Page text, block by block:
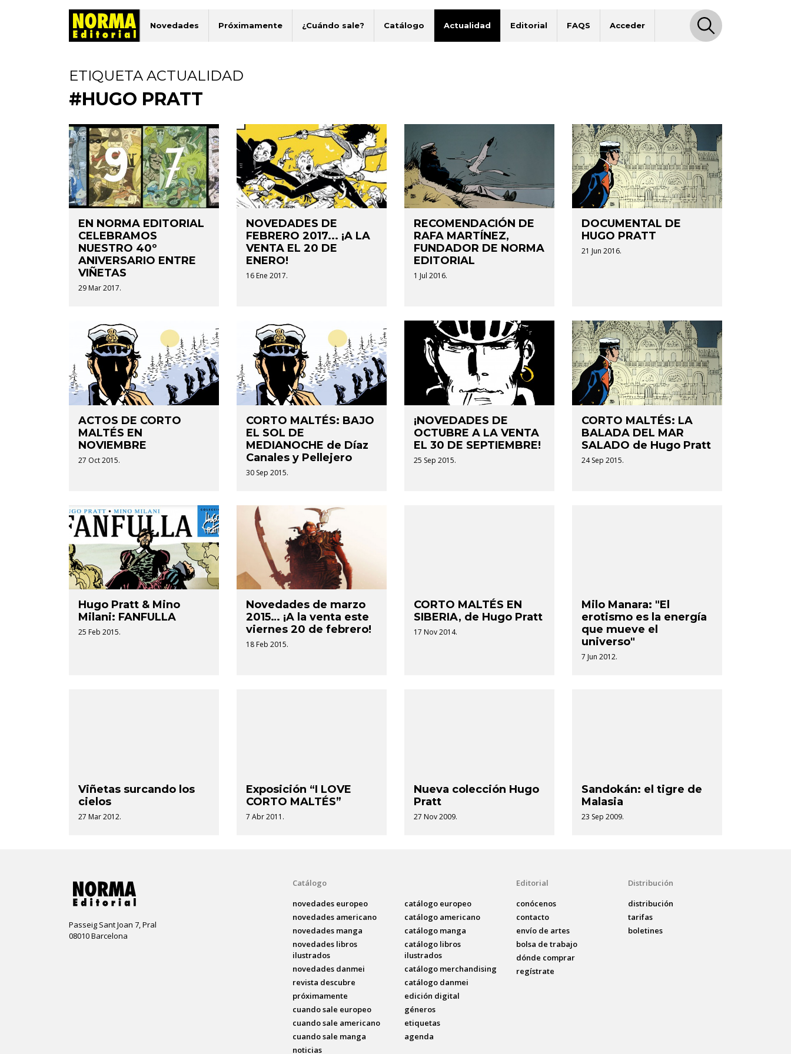
Novedades Próximamente ¿Cuándo sale? Catálogo Actualidad Editorial FAQS Acceder
ETIQUETA ACTUALIDAD
#HUGO PRATT
EN NORMA EDITORIAL
CELEBRAMOS
NUESTRO 40º
ANIVERSARIO ENTRE
VIÑETAS
29 Mar 2017.
NOVEDADES DE
FEBRERO 2017... ¡A LA
VENTA EL 20 DE
ENERO!
16 Ene 2017.
RECOMENDACIÓN DE
RAFA MARTÍNEZ,
FUNDADOR DE NORMA
EDITORIAL
1 Jul 2016.
DOCUMENTAL DE
HUGO PRATT
21 Jun 2016.
ACTOS DE CORTO
MALTÉS EN
NOVIEMBRE
27 Oct 2015.
CORTO MALTÉS: BAJO
EL SOL DE
MEDIANOCHE de Díaz
Canales y Pellejero
30 Sep 2015.
¡NOVEDADES DE
OCTUBRE A LA VENTA
EL 30 DE SEPTIEMBRE!
25 Sep 2015.
CORTO MALTÉS: LA
BALADA DEL MAR
SALADO de Hugo Pratt
24 Sep 2015.
Hugo Pratt & Mino
Milani: FANFULLA
25 Feb 2015.
Novedades de marzo
2015… ¡A la venta este
viernes 20 de febrero!
18 Feb 2015.
CORTO MALTÉS EN
SIBERIA, de Hugo Pratt
17 Nov 2014.
Milo Manara: "El
erotismo es la energía
que mueve el
universo"
7 Jun 2012.
Viñetas surcando los
cielos
27 Mar 2012.
Exposición “I LOVE
CORTO MALTÉS”
7 Abr 2011.
Nueva colección Hugo
Pratt
27 Nov 2009.
Sandokán: el tigre de
Malasia
23 Sep 2009.
Passeig Sant Joan 7, Pral
08010 Barcelona
Catálogo
novedades europeo
novedades americano
novedades manga
novedades libros
ilustrados
novedades danmei
revista descubre
próximamente
cuando sale europeo
cuando sale americano
cuando sale manga
noticias
catálogo europeo
catálogo americano
catálogo manga
catálogo libros
ilustrados
catálogo merchandising
catálogo danmei
edición digital
géneros
etiquetas
agenda
Editorial
conócenos
contacto
envío de artes
bolsa de trabajo
dónde comprar
regístrate
Distribución
distribución
tarifas
boletines